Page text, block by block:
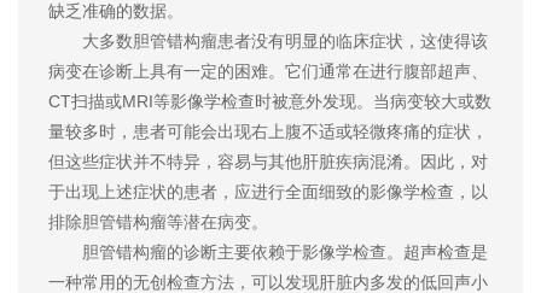
缺乏准确的数据。
大多数胆管错构瘤患者没有明显的临床症状，这使得该
病变在诊断上具有一定的困难。它们通常在进行腹部超声、
CT扫描或MRI等影像学检查时被意外发现。当病变较大或数
量较多时，患者可能会出现右上腹不适或轻微疼痛的症状，
但这些症状并不特异，容易与其他肝脏疾病混淆。因此，对
于出现上述症状的患者，应进行全面细致的影像学检查，以
排除胆管错构瘤等潜在病变。
胆管错构瘤的诊断主要依赖于影像学检查。超声检查是
一种常用的无创检查方法，可以发现肝脏内多发的低回声小